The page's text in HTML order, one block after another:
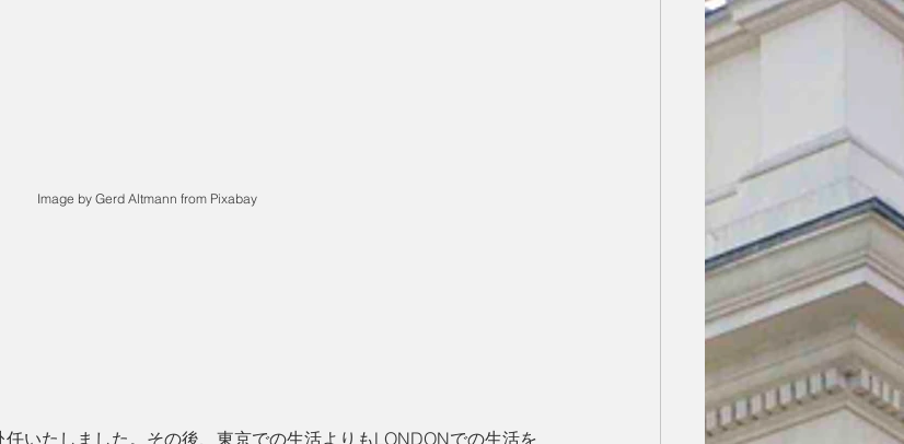
Image by Gerd Altmann from Pixabay
いたしました。その後、東京での生活よりもLONDONでの生活を